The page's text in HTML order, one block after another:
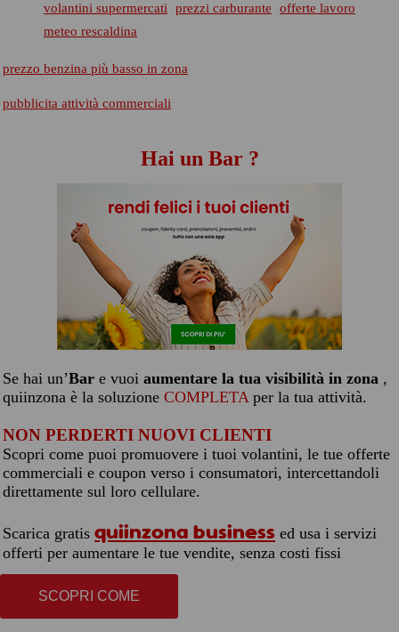
volantini supermercati prezzi carburante
offerte lavoro
meteo rescaldina
prezzo benzina più basso in zona
pubblicita attività commerciali
Hai un Bar ?
Se hai un’Bar e vuoi aumentare la tua visibilità in zona ,
quiinzona è la soluzione COMPLETAper la tua attività.
NON PERDERTI NUOVI CLIENTI
Scopri come puoi promuovere i tuoi volantini, le tue offerte
commerciali e coupon verso i consumatori, intercettandoli
direttamente sul loro cellulare.
Scarica gratis quiinzona business ed usa i servizi
offerti per aumentare le tue vendite, senza costi fissi
SCOPRI COME